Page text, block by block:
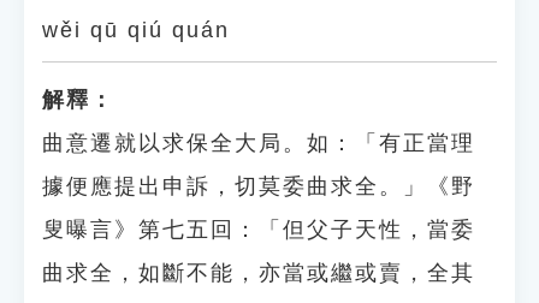
wěi qū qiú quán
解釋：
曲意遷就以求保全大局。如：「有正當理
據便應提出申訴，切莫委曲求全。」《野
叟曝言》第七五回：「但父子天性，當委
曲求全，如斷不能，亦當或繼或賣，全其